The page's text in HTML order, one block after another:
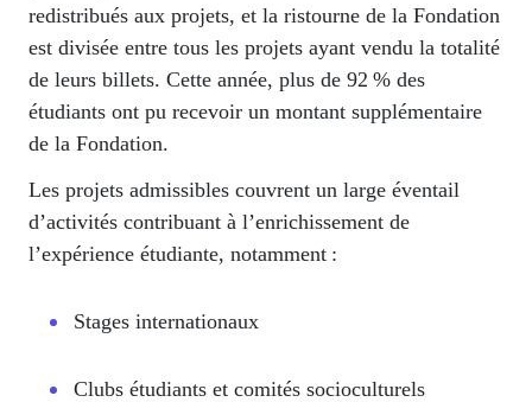
redistribués aux projets, et la ristourne de la Fondation
est divisée entre tous les projets ayant vendu la totalité
de leurs billets. Cette année, plus de 92 % des
étudiants ont pu recevoir un montant supplémentaire
de la Fondation.
Les projets admissibles couvrent un large éventail
d’activités contribuant à l’enrichissement de
l’expérience étudiante, notamment :
Stages internationaux
Clubs étudiants et comités socioculturels